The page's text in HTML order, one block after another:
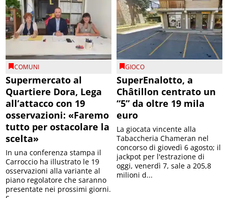
COMUNI
Supermercato al
Quartiere Dora, Lega
all’attacco con 19
osservazioni: «Faremo
tutto per ostacolare la
scelta»
In una conferenza stampa il
Carroccio ha illustrato le 19
osservazioni alla variante al
piano regolatore che saranno
presentate nei prossimi giorni.
GIOCO
SuperEnalotto, a
Châtillon centrato un
“5” da oltre 19 mila
euro
La giocata vincente alla
Tabaccheria Chameran nel
concorso di giovedì 6 agosto; il
jackpot per l'estrazione di
oggi, venerdì 7, sale a 205,8
milioni d...